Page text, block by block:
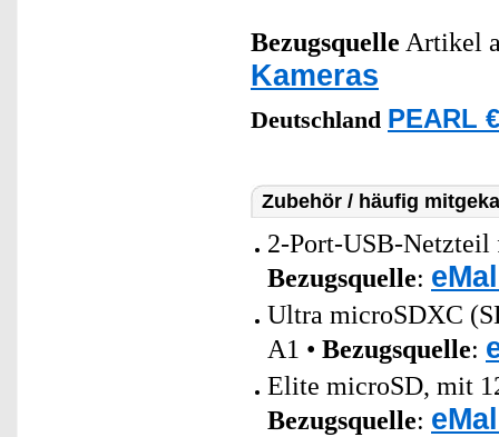
Bezugsquelle Artikel
Kameras
Deutschland PEARL
Zubehör / häufig
2-Port-USB-Netzteil
Bezugsquelle:
Ultra microSDXC
A1 • Bezugsquelle:
Elite microSD, mit
Bezugsquelle: